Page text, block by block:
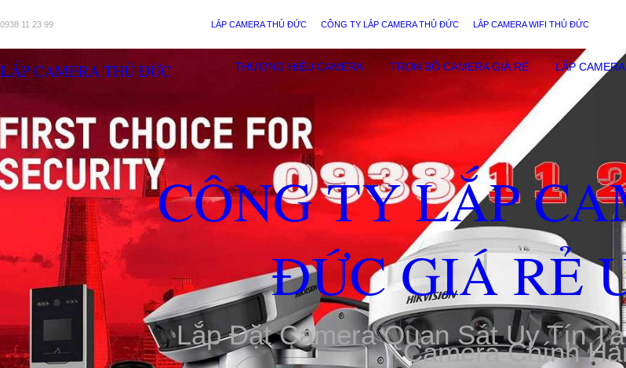
0938 11 23 99 LẮP CAMERA THỦ ĐỨC CÔNG TY LẮP CAMERA THỦ ĐỨC LẮP CAMERA WIFI THỦ ĐỨC
LẮP CAMERA THỦ ĐỨC THƯƠNG HIỆU CAMERA TRỌN BỘ CAMERA GIÁ RẺ LẮP
CÔNG TY LẮP
ĐỨC GIÁ RẺ
Lắp Đặt Camera Quan Sát Uy Tín
Camera Chính